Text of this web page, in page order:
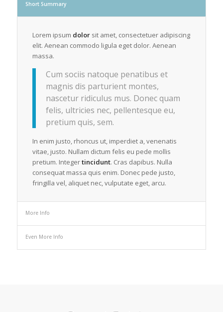
Short Summary
Lorem ipsum dolorsit amet, consectetuer adipiscing
elit. Aenean commodo ligula eget dolor. Aenean
massa.
Cum sociis natoque penatibus et
magnis dis parturient montes,
nascetur ridiculus mus. Donec quam
felis, ultricies nec, pellentesque eu,
pretium quis, sem.
In enim justo, rhoncus ut, imperdiet a, venenatis
vitae, justo. Nullam dictum felis eu pede mollis
pretium. Integertincidunt. Cras dapibus. Nulla
consequat massa quis enim. Donec pede justo,
fringilla vel, aliquet nec, vulputate eget, arcu.
More Info
Even More Info